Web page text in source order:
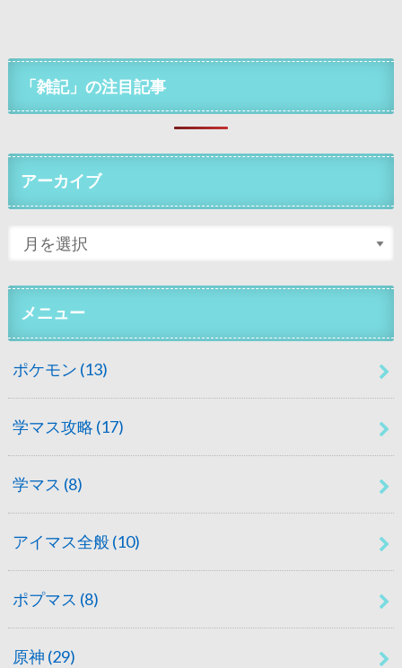
「雑記」の注目記事
アーカイブ
メニュー
ポケモン (13)
学マス攻略 (17)
学マス (8)
アイマス全般 (10)
ポプマス (8)
原神 (29)